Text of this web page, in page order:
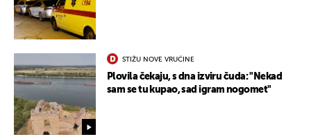
STIŽU NOVE VRUĆINE
Plovila čekaju, s dna izviru čuda: "Nekad
sam se tu kupao, sad igram nogomet"